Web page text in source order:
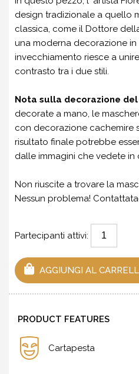
design tradizionale a quello
classica, come il Dottore
una moderna decorazione
invecchiamento riesce a
contrasto tra i due stili.
Nota sulla decorazione
decorate a mano, le
con decorazione cachemire
risultato finale potrebbe
dalle immagini che vedete in
Non riuscite a trovare la
Nessun problema!
Partecipanti attivi:
AGGIUNGI AL
PRODUCT FEATURES
Cartapesta